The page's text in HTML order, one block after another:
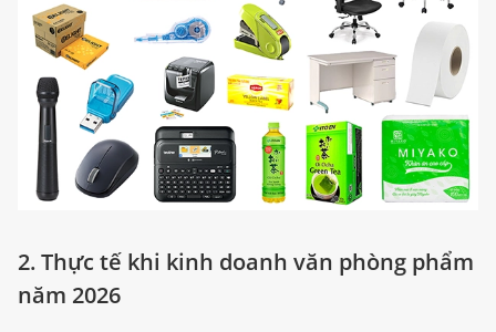
2. Thực tế khi kinh doanh văn phòng phẩm
năm 2026